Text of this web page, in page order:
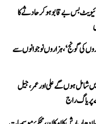
بس بے قابو ہوکر حادثے کا
کی گونج‘، ہزاروں نوجوانوں سے
شامل ہوں گے علی اور عمر، جیل
پریاگ راج